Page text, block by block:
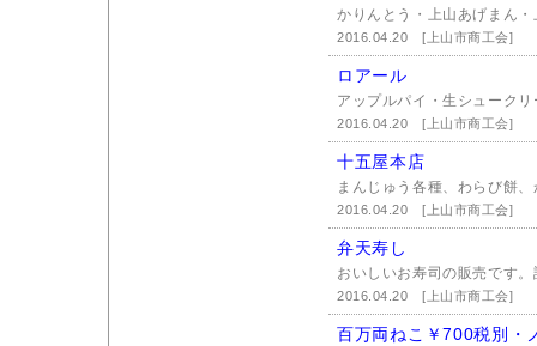
かりんとう・上山あげまん
2016.04.20[上山市商工会]
ロアール
アップルパイ・生シューク
2016.04.20[上山市商工会]
十五屋本店
まんじゅう各種、わらび餅
2016.04.20[上山市商工会]
弁天寿し
おいしいお寿司の販売です
2016.04.20[上山市商工会]
百万両ねこ￥700税別・